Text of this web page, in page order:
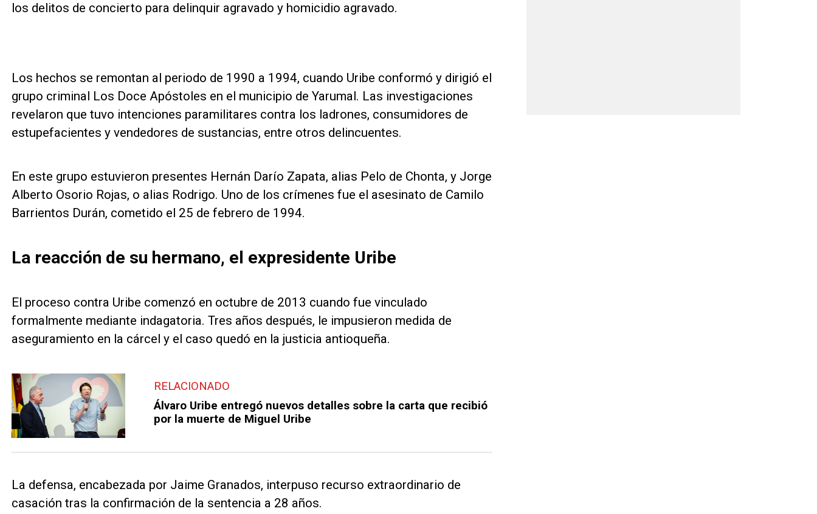
los delitos de concierto para delinquir agravado y homicidio agravado.
Los hechos se remontan al periodo de 1990 a 1994, cuando Uribe conformó y dirigió el
grupo criminal Los Doce Apóstoles en el municipio de Yarumal. Las investigaciones
revelaron que tuvo intenciones paramilitares contra los ladrones, consumidores de
estupefacientes y vendedores de sustancias, entre otros delincuentes.
En este grupo estuvieron presentes Hernán Darío Zapata, alias Pelo de Chonta, y Jorge
Alberto Osorio Rojas, o alias Rodrigo. Uno de los crímenes fue el asesinato de Camilo
Barrientos Durán, cometido el 25 de febrero de 1994.
La reacción de su hermano, el expresidente Uribe
El proceso contra Uribe comenzó en octubre de 2013 cuando fue vinculado
formalmente mediante indagatoria. Tres años después, le impusieron medida de
aseguramiento en la cárcel y el caso quedó en la justicia antioqueña.
RELACIONADO
Álvaro Uribe entregó nuevos detalles sobre la carta que recibió
por la muerte de Miguel Uribe
La defensa, encabezada por Jaime Granados, interpuso recurso extraordinario de
casación tras la confirmación de la sentencia a 28 años.